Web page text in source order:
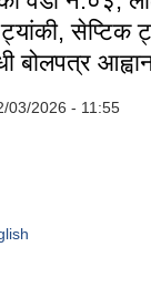
ट्यांकी,
बोलपत्र
03/2026 - 11:55
नगरपालिका वडा